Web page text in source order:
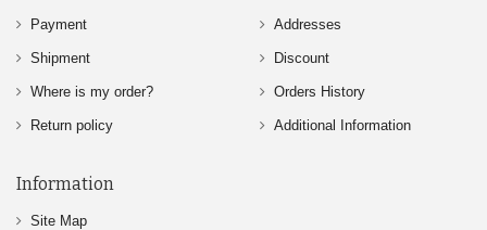
Payment
Shipment
Where is my order?
Return policy
Addresses
Discount
Orders History
Additional Information
Information
Site Map